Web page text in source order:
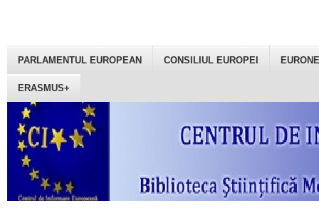
PARLAMENTUL EUROPEAN CONSILIUL EUROPEI
ERASMUS+